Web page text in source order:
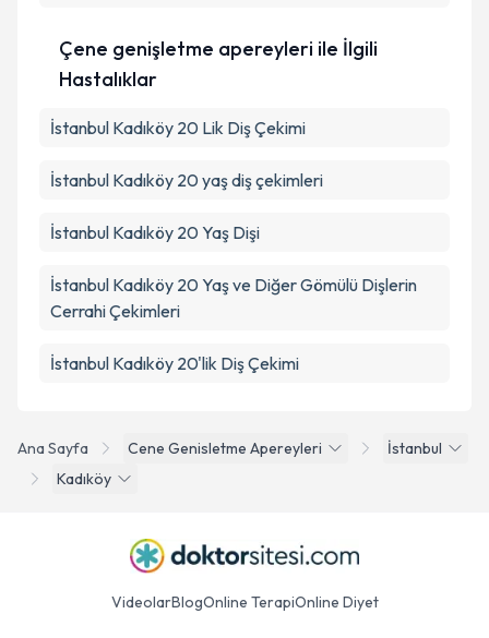
Ana Sayfa Cene Genisletme Apereyleri
İstanbul
Kadıköy
Çene genişletme apereyleri ile İlgili
Hastalıklar
İstanbul Kadıköy 20 Lik Diş Çekimi
İstanbul Kadıköy 20 yaş diş çekimleri
İstanbul Kadıköy 20 Yaş Dişi
İstanbul Kadıköy 20 Yaş ve Diğer Gömülü Dişlerin
Cerrahi Çekimleri
İstanbul Kadıköy 20'lik Diş Çekimi
VideolarBlogOnline TerapiOnline Diyet